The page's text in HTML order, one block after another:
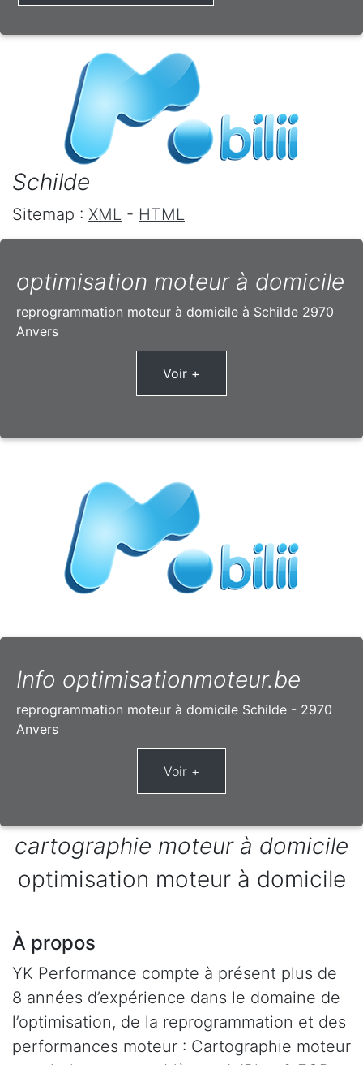
Schilde
Sitemap : XML - HTML
optimisation moteur à domicile
reprogrammation moteur à domicile à Schilde 2970
Anvers
Voir +
Info optimisationmoteur.be
reprogrammation moteur à domicile Schilde - 2970
Anvers
cartographie moteur à domicile
optimisation moteur à domicile
À propos
YK Performance compte à présent plus de
8 années d’expérience dans le domaine de
l’optimisation, de la reprogrammation et des
performances moteur : Cartographie moteur